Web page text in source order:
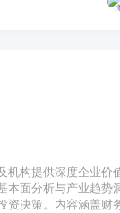
机构提供深度企业价
本面分析与产业趋势
资决策。内容涵盖财